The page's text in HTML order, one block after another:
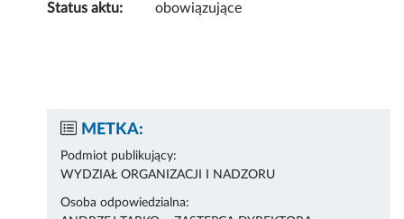
Status aktu: obowiązujące
METKA:
Podmiot publikujący:
WYDZIAŁ ORGANIZACJI I NADZORU
Osoba odpowiedzialna: